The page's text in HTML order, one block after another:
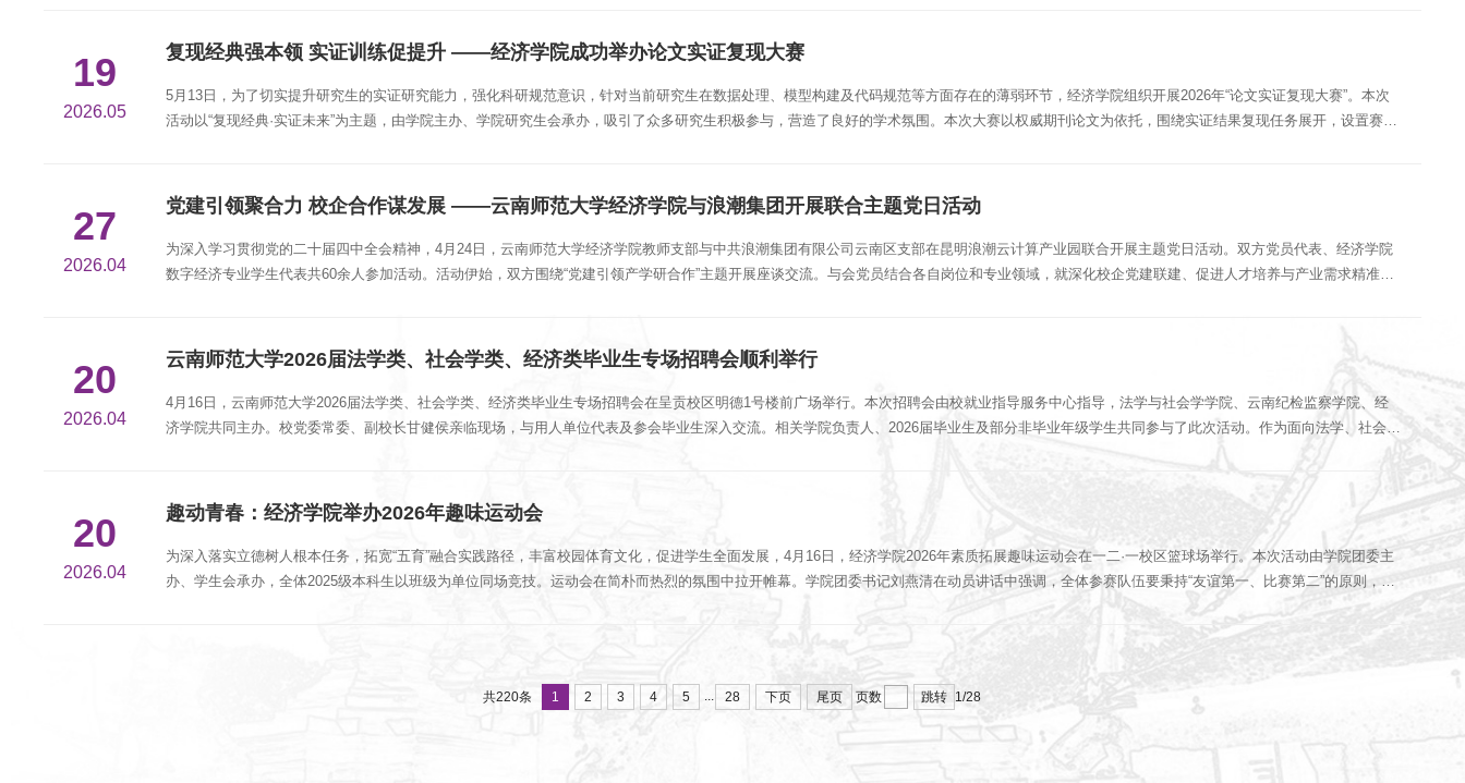
19
2026.05
复现经典强本领 实证训练促提升 ——经济学院成功举办论文实证复现大赛
5月13日，为了切实提升研究生的实证研究能力，强化科研规范意识，针对当前研究生在数据处理、模型构建及代码规范等方面存在的薄弱环节，经济学院组织开展2026年“论文实证复现大赛”。本次
活动以“复现经典·实证未来”为主题，由学院主办、学院研究生会承办，吸引了众多研究生积极参与，营造了良好的学术氛围。本次大赛以权威期刊论文为依托，围绕实证结果复现任务展开，设置赛前
27
2026.04
党建引领聚合力 校企合作谋发展 ——云南师范大学经济学院与浪潮集团开展联合主题党日活动
为深入学习贯彻党的二十届四中全会精神，4月24日，云南师范大学经济学院教师支部与中共浪潮集团有限公司云南区支部在昆明浪潮云计算产业园联合开展主题党日活动。双方党员代表、经济学院
数字经济专业学生代表共60余人参加活动。活动伊始，双方围绕“党建引领产学研合作”主题开展座谈交流。与会党员结合各自岗位和专业领域，就深化校企党建联建、促进人才培养与产业需求精准对
20
2026.04
云南师范大学2026届法学类、社会学类、经济类毕业生专场招聘会顺利举行
4月16日，云南师范大学2026届法学类、社会学类、经济类毕业生专场招聘会在呈贡校区明德1号楼前广场举行。本次招聘会由校就业指导服务中心指导，法学与社会学学院、云南纪检监察学院、经
济学院共同主办。校党委常委、副校长甘健侯亲临现场，与用人单位代表及参会毕业生深入交流。相关学院负责人、2026届毕业生及部分非毕业年级学生共同参与了此次活动。作为面向法学、社会
20
2026.04
趣动青春：经济学院举办2026年趣味运动会
为深入落实立德树人根本任务，拓宽“五育”融合实践路径，丰富校园体育文化，促进学生全面发展，4月16日，经济学院2026年素质拓展趣味运动会在一二·一校区篮球场举行。本次活动由学院团委主
办、学生会承办，全体2025级本科生以班级为单位同场竞技。运动会在简朴而热烈的氛围中拉开帷幕。学院团委书记刘燕清在动员讲话中强调，全体参赛队伍要秉持“友谊第一、比赛第二”的原则，注
共220条 1 2 3 4 5 28 下页 尾页 页数 跳转 1/28